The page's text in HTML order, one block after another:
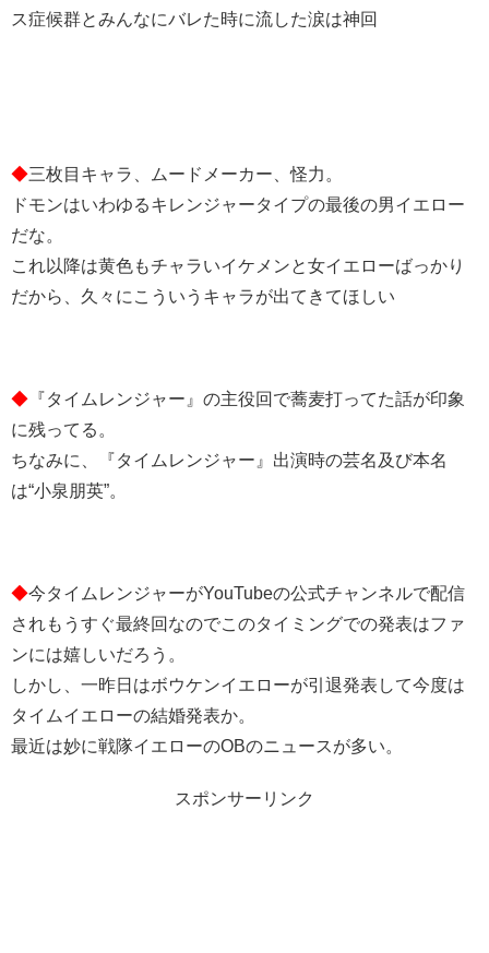
ス症候群とみんなにバレた時に流した涙は神回
◆三枚目キャラ、ムードメーカー、怪力。
ドモンはいわゆるキレンジャータイプの最後の男イエロー
だな。
これ以降は黄色もチャラいイケメンと女イエローばっかり
だから、久々にこういうキャラが出てきてほしい
◆ 『タイムレンジャー』の主役回で蕎麦打ってた話が印象
に残ってる。
ちなみに、『タイムレンジャー』出演時の芸名及び本名
は“小泉朋英”。
◆今タイムレンジャーがYouTubeの公式チャンネルで配信
されもうすぐ最終回なのでこのタイミングでの発表はファ
ンには嬉しいだろう。
しかし、一昨日はボウケンイエローが引退発表して今度は
タイムイエローの結婚発表か。
最近は妙に戦隊イエローのOBのニュースが多い。
スポンサーリンク